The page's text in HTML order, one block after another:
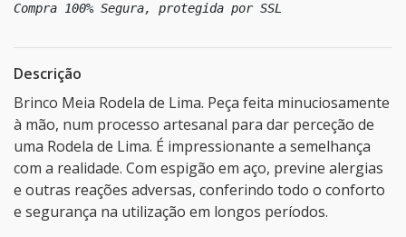
Compra 100% Segura, protegida por SSL
Descrição
Brinco Meia Rodela de Lima. Peça feita minuciosamente
à mão, num processo artesanal para dar perceção de
uma Rodela de Lima. É impressionante a semelhança
com a realidade. Com espigão em aço, previne alergias
e outras reações adversas, conferindo todo o conforto
e segurança na utilização em longos períodos.